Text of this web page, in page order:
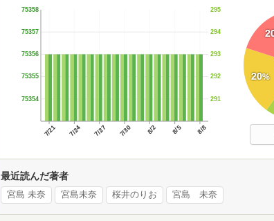
7/21 7/24 7/27 7/30 8/2 8/5 8/8
75354
75355
75356
75357
75358
291
292
293
294
295
20%
最近読んだ著者
宮島 未奈 宮島未奈 桜井のりお 宮島 未奈